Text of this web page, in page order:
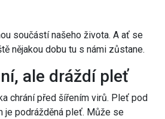
součástí našeho života. A ať se
nějakou dobu tu s námi zůstane.
ale dráždí pleť
chrání před šířením virů. Pleť pod
je podrážděná pleť. Může se